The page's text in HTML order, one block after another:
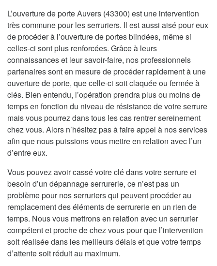
L’ouverture de porte Auvers (43300) est une intervention
très commune pour les serruriers. Il est aussi aisé pour eux
de procéder à l’ouverture de portes blindées, même si
celles-ci sont plus renforcées. Grâce à leurs
connaissances et leur savoir-faire, nos professionnels
partenaires sont en mesure de procéder rapidement à une
ouverture de porte, que celle-ci soit claquée ou fermée à
clés. Bien entendu, l’opération prendra plus ou moins de
temps en fonction du niveau de résistance de votre serrure
mais vous pourrez dans tous les cas rentrer sereinement
chez vous. Alors n’hésitez pas à faire appel à nos services
afin que nous puissions vous mettre en relation avec l’un
d’entre eux.
Vous pouvez avoir cassé votre clé dans votre serrure et
besoin d’un dépannage serrurerie, ce n’est pas un
problème pour nos serruriers qui peuvent procéder au
remplacement des éléments de serrurerie en un rien de
temps. Nous vous mettrons en relation avec un serrurier
compétent et proche de chez vous pour que l’intervention
soit réalisée dans les meilleurs délais et que votre temps
d’attente soit réduit au maximum.